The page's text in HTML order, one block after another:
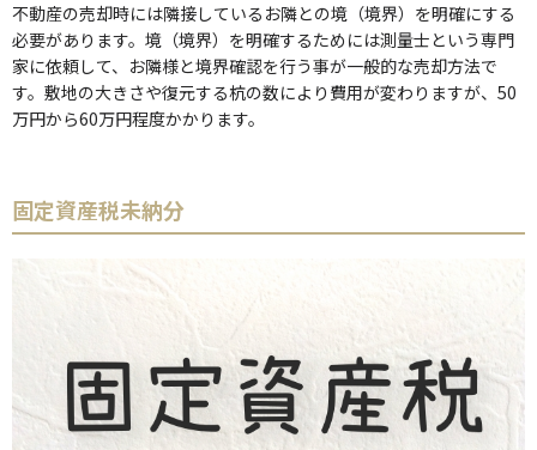
不動産の売却時には隣接しているお隣との境（境界）を明確にする
必要があります。境（境界）を明確するためには測量士という専門
家に依頼して、お隣様と境界確認を行う事が一般的な売却方法で
す。敷地の大きさや復元する杭の数により費用が変わりますが、50
万円から60万円程度かかります。
固定資産税未納分